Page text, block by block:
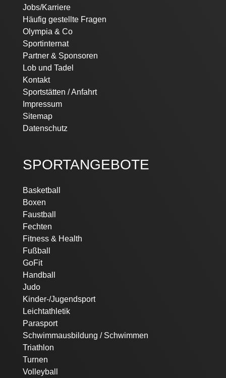
Jobs/Karriere
Häufig gestellte Fragen
Olympia & Co
Sportinternat
Partner & Sponsoren
Lob und Tadel
Kontakt
Sportstätten / Anfahrt
Impressum
Sitemap
Datenschutz
SPORTANGEBOTE
Navigation
überspringen
Basketball
Boxen
Faustball
Fechten
Fitness & Health
Fußball
GoFit
Handball
Judo
Kinder-/Jugendsport
Leichtathletik
Parasport
Schwimmausbildung / Schwimmen
Triathlon
Turnen
Volleyball